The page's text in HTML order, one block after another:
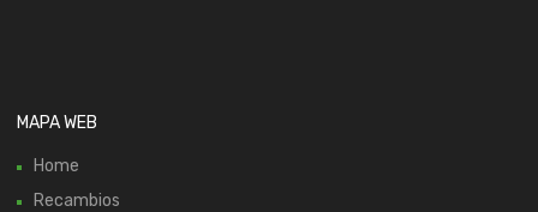
MAPA WEB
Home
Recambios